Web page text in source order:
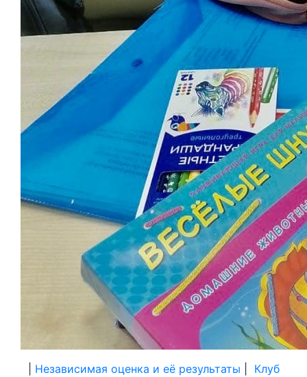
Независимая оценка и её результаты
Клуб